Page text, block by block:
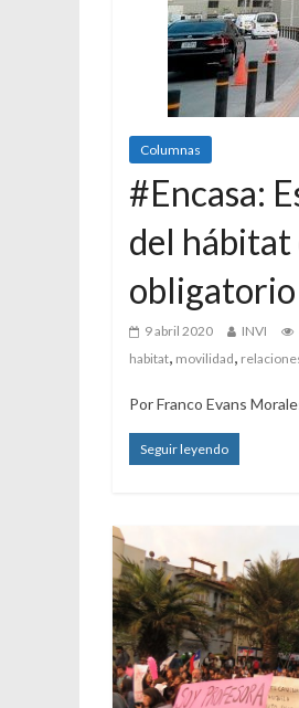
Columnas
#Encasa:
del hábitat
obligatorio
9 abril 2020 INVI
habitat, movilidad,
Por Franco Evans
Seguir leyendo